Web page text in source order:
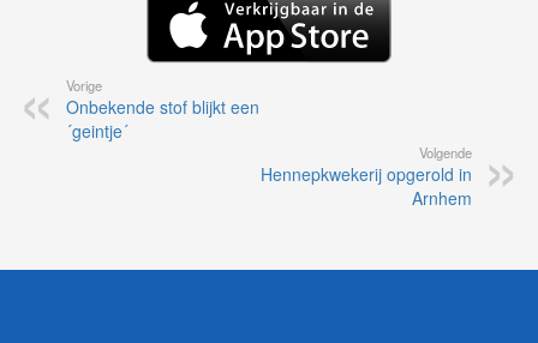
Vorige
Onbekende stof blijkt een
´geintje´
Volgende
Hennepkwekerij opgerold in
Arnhem